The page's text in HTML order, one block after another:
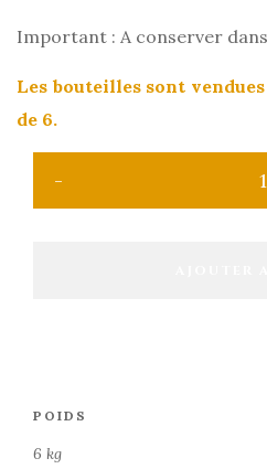
Important : A conserver
Les bouteilles sont
de 6.
POIDS
6 kg